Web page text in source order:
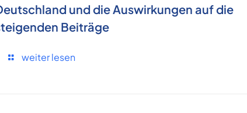
und die Auswirkungen auf die
Beiträge
weiter lesen